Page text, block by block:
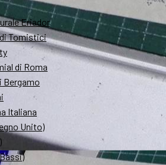
Eriador
Tomistici
di Roma
Bergamo
Italiana
Unito)